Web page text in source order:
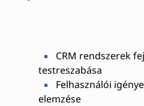
CRM rendszerek
testreszabása
Felhasználói
elemzése